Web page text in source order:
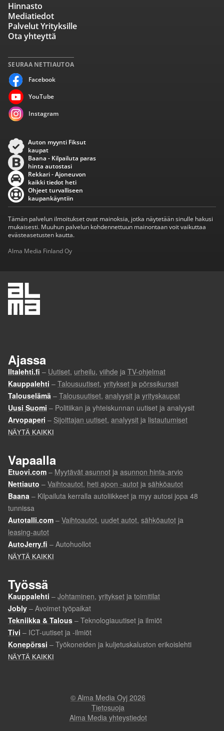
SEURAA NETTIAUTOA
Facebook
YouTube
Instagram
Hinnasto
Mediatiedot
Palvelut Yrityksille
Ota yhteyttä
Auton myynti Fiksut
kaupat
Baana - Kilpailuta paras
hinta autostasi
Rekkari - Ajoneuvon
kaikki tiedot heti
Ohjeet turvalliseen
kaupankäyntiin
Tämän palvelun ilmoitukset ovat mainoksia, jotka näytetään sinulle hakusi
mukaisesti. Muuhun palvelun kohdennettuun mainontaan voit vaikuttaa
evästeasetusten kautta.
Alma Media Finland Oy